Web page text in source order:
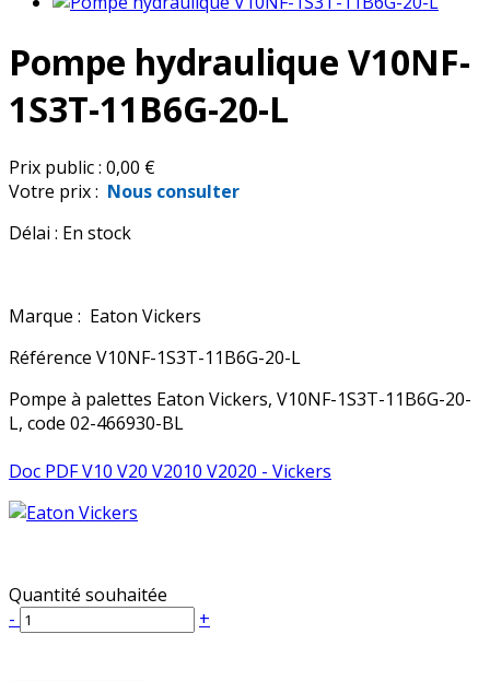
Pompe hydraulique V10NF-
1S3T-11B6G-20-L
Prix public : 0,00 €
Votre prix : Nous consulter
Délai : En stock
Marque : Eaton Vickers
Référence V10NF-1S3T-11B6G-20-L
Pompe à palettes Eaton Vickers, V10NF-1S3T-11B6G-20-
L, code 02-466930-BL
Doc PDF V10 V20 V2010 V2020 - Vickers
Quantité souhaitée
-
+